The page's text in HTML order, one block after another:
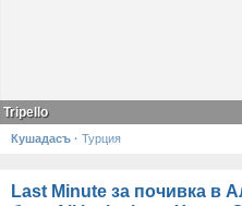
Tripello
Кушадасъ · Турция
Last Minute за почивка в